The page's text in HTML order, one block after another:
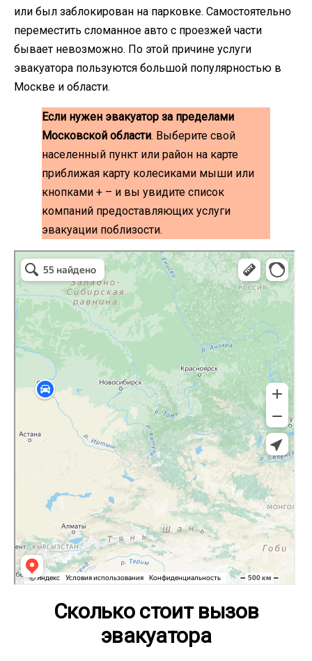
или был заблокирован на парковке. Самостоятельно
переместить сломанное авто с проезжей части
бывает невозможно. По этой причине услуги
эвакуатора пользуются большой популярностью в
Москве и области.
Если нужен эвакуатор за пределами
Московской области. Выберите свой
населенный пункт или район на карте
приближая карту колесиками мыши или
кнопками + – и вы увидите список
компаний предоставляющих услуги
эвакуации поблизости.
Волоколамск
Сколько стоит вызов
эвакуатора